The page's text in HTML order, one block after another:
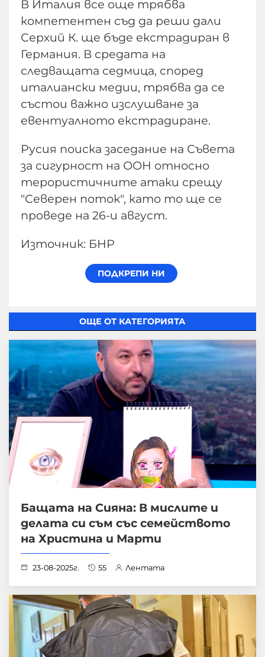
В Италия все още трябва
компетентен съд да реши дали
Серхий К. ще бъде екстрадиран в
Германия. В средата на
следващата седмица, според
италиански медии, трябва да се
състои важно изслушване за
евентуалното екстрадиране.
Русия поиска заседание на Съвета
за сигурност на ООН относно
терористичните атаки срещу
"Северен поток", като то ще се
проведе на 26-и август.
Източник: БНР
ОЩЕ ОТ КАТЕГОРИЯТА
Бащата на Сияна: В мислите и
делата си съм със семейството
на Христина и Марти
23-08-2025г. 55 Лентата